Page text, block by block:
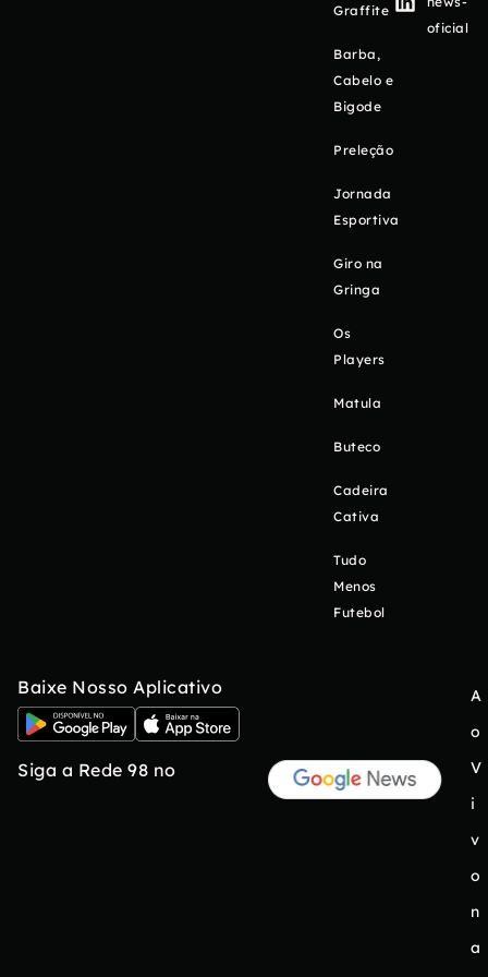
Graffite
Barba,
Cabelo e
Bigode
Preleção
Jornada
Esportiva
Giro na
Gringa
Os
Players
Matula
Buteco
Cadeira
Cativa
Tudo
Menos
Futebol
oficial
Baixe Nosso Aplicativo
Siga a Rede 98 no
A
o
V
i
v
o
n
a